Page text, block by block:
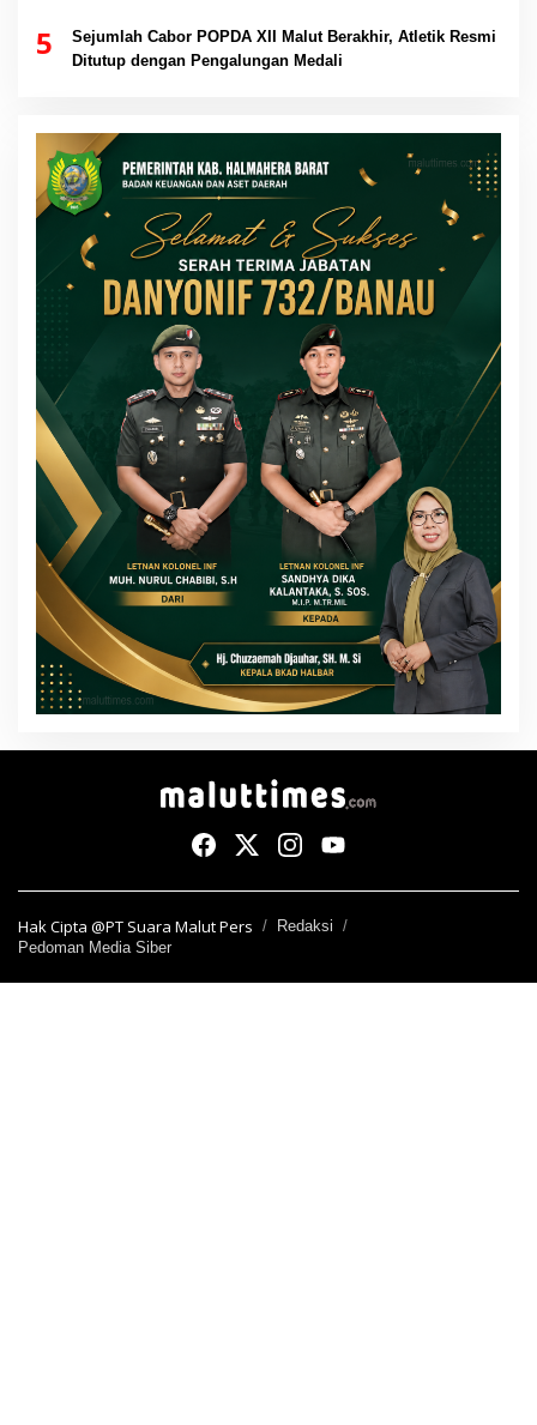
5
Sejumlah Cabor POPDA XII Malut Berakhir, Atletik Resmi
Ditutup dengan Pengalungan Medali
Hak Cipta @PT Suara Malut Pers
Redaksi
Pedoman Media Siber